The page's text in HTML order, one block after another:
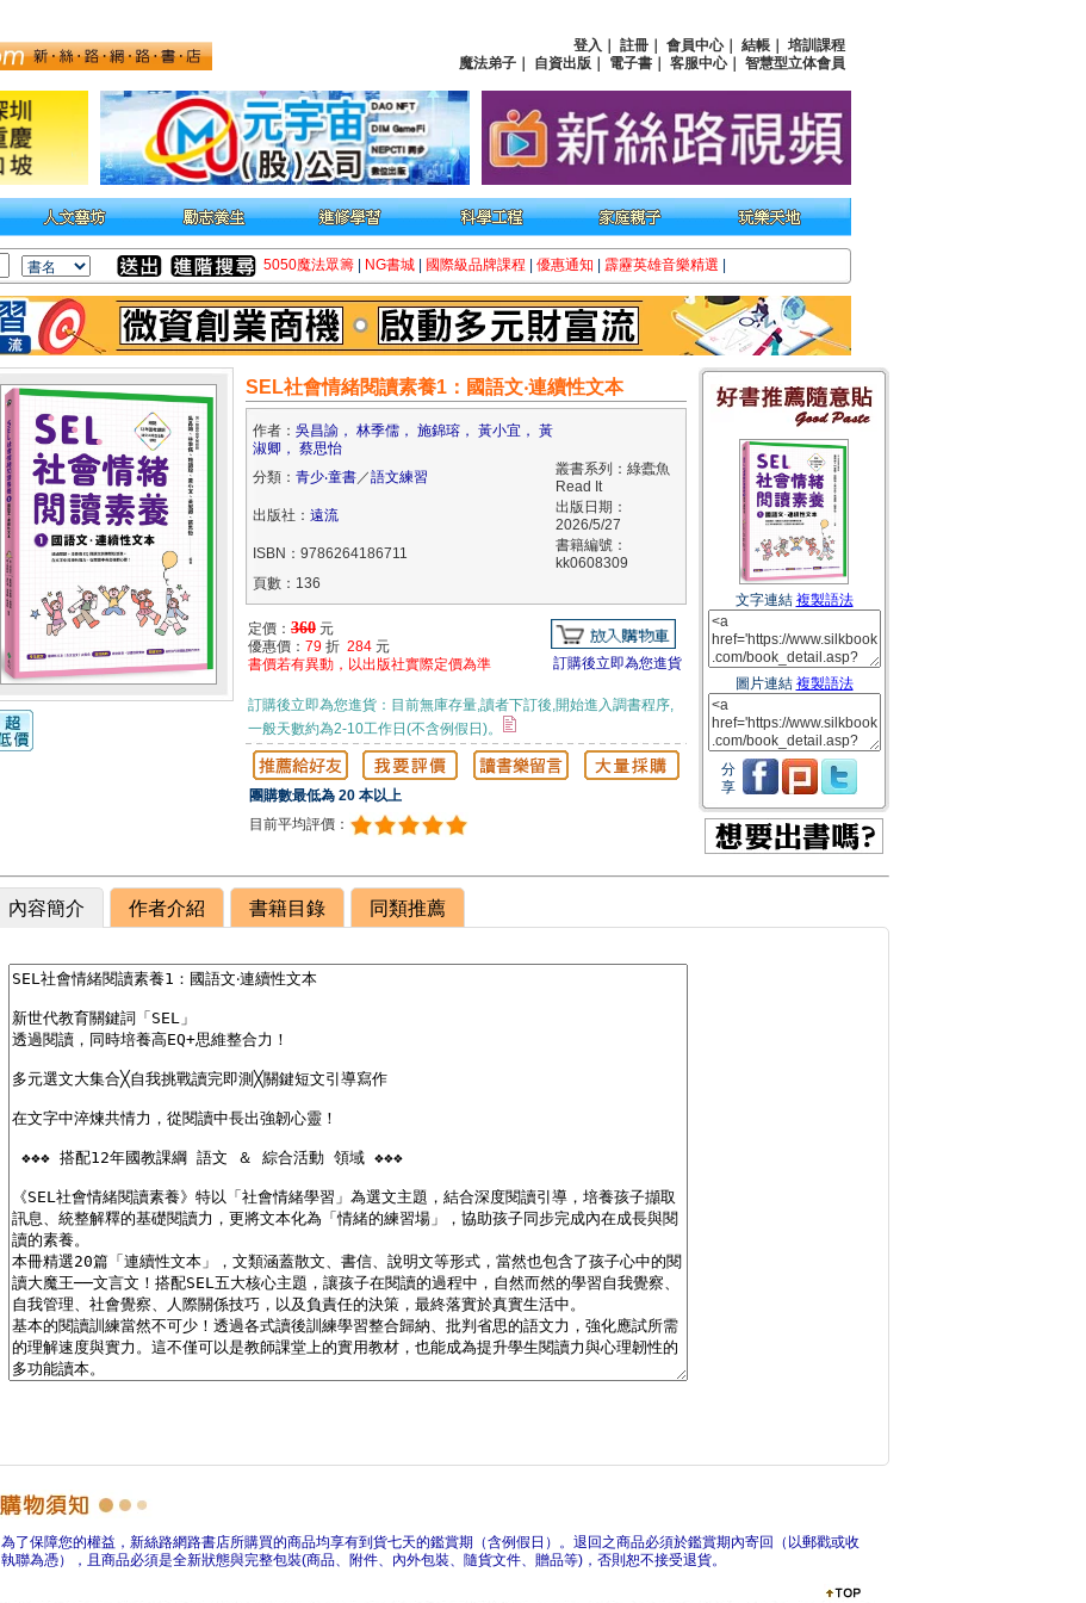
登入 註冊 會員中心｜ 結帳
培訓課程
魔法弟子
自資出版 電子書 客服中心｜ 智慧型立体會員
5050魔法眾籌 NG書城 國際級品牌課程 優惠通知 霹靂英雄音樂精選
SEL社會情緒閱讀素養1：國語文‧連續性文本
作者： 吳昌諭， 林季儒， 施錦瑢， 黃小宜， 黃
淑卿， 蔡思怡
分類： 青少‧童書／語文練習
叢書系列：綠蠹魚
Read It
出版社： 遠流
出版日期：
2026/5/27
ISBN：9786264186711
書籍編號：
kk0608309
頁數：136
定價： 360 元
優惠價： 79 折 284 元
書價若有異動，以出版社實際定價為準
訂購後立即為您進貨
訂購後立即為您進貨：目前無庫存量,讀者下訂後,開始進入調書程序,
一般天數約為2-10工作日(不含例假日)。
團購數最低為 20 本以上
目前平均評價：
文字連結 複製語法
圖片連結 複製語法
分
享
內容簡介 作者介紹 書籍目錄 同類推薦
為了保障您的權益，新絲路網路書店所購買的商品均享有到貨七天的鑑賞期（含例假日）。退回之商品必須於鑑賞期內寄回（以郵戳或收
執聯為憑），且商品必須是全新狀態與完整包裝(商品、附件、內外包裝、隨貨文件、贈品等)，否則恕不接受退貨。